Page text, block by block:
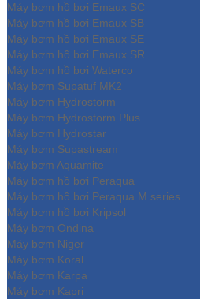
Máy bơm hồ bơi Emaux SC
Máy bơm hồ bơi Emaux SB
Máy bơm hồ bơi Emaux SE
Máy bơm hồ bơi Emaux SR
Máy bơm hồ bơi Waterco
Máy bơm Supatuf MK2
Máy bơm Hydrostorm
Máy bơm Hydrostorm Plus
Máy bơm Hydrostar
Máy bơm Supastream
Máy bơm Aquamite
Máy bơm hồ bơi Peraqua
Máy bơm hồ bơi Peraqua M series
Máy bơm hồ bơi Kripsol
Máy bơm Ondina
Máy bơm Niger
Máy bơm Koral
Máy bơm Karpa
Máy bơm Kapri